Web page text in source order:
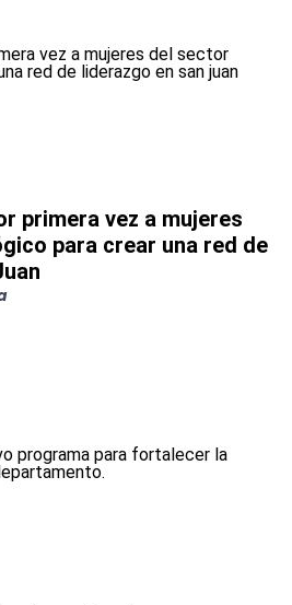
primera vez a mujeres
para crear una red de